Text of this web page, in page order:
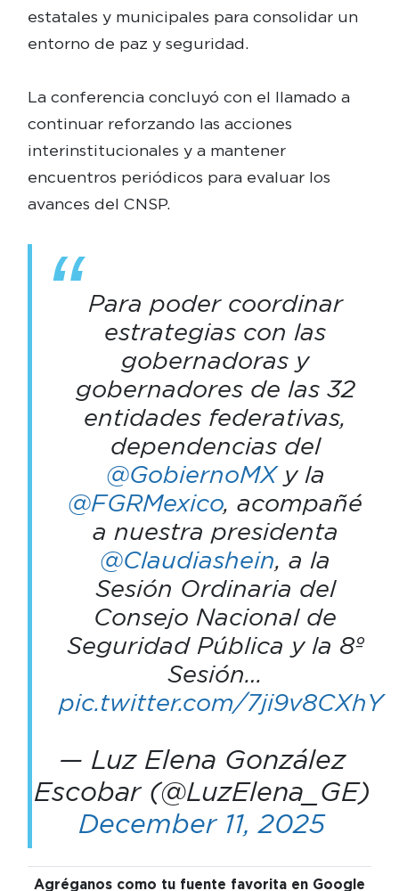
estatales y municipales para consolidar un
entorno de paz y seguridad.
La conferencia concluyó con el llamado a
continuar reforzando las acciones
interinstitucionales y a mantener
encuentros periódicos para evaluar los
avances del CNSP.
Para poder coordinar
estrategias con las
gobernadoras y
gobernadores de las 32
entidades federativas,
dependencias del
@GobiernoMXy la
@FGRMexico, acompañé
a nuestra presidenta
@Claudiashein, a la
Sesión Ordinaria del
Consejo Nacional de
Seguridad Pública y la 8º
Sesión…
pic.twitter.com/7ji9v8CXhY
— Luz Elena González
Escobar (@LuzElena_GE)
December 11, 2025
Agréganos como tu fuente favorita en Google